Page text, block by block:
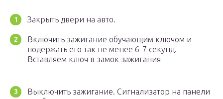
Закрыть двери на авто.
Включить зажигание обучающим ключом и
подержать его так не менее 6-7 секунд.
Вставляем ключ в замок зажигания
Выключить зажигание. Сигнализатор на панели